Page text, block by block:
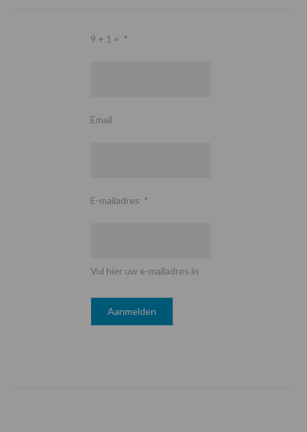
9 + 1 = *
Email
E-mailadres *
Vul hier uw e-mailadres in